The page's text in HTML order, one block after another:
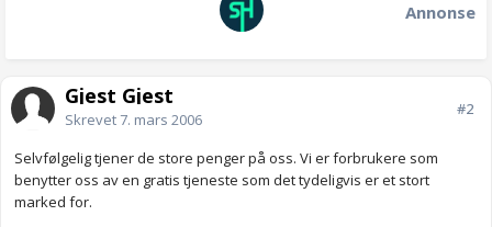
Annonse
Gjest Gjest
Skrevet7. mars 2006
#2
Selvfølgelig tjener de store penger på oss. Vi er forbrukere som
benytter oss av en gratis tjeneste som det tydeligvis er et stort
marked for.